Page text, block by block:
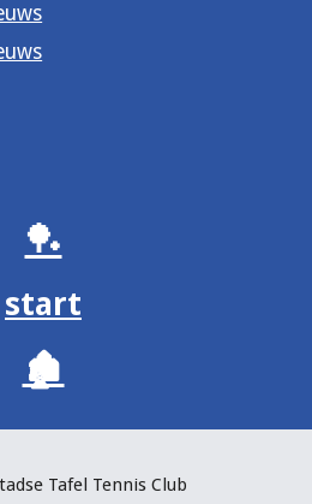
🏓
start
🏚️
Tafel Tennis Club